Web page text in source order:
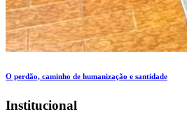
O perdão, caminho de humanização e santidade
Institucional